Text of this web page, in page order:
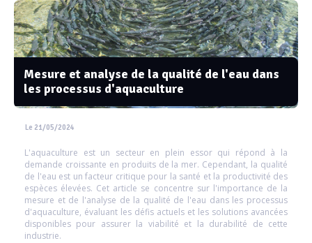
Mesure et analyse de la qualité de l'eau dans
les processus d'aquaculture
Le 21/05/2024
L'aquaculture est un secteur en plein essor qui répond à la
demande croissante en produits de la mer. Cependant, la qualité
de l'eau est un facteur critique pour la santé et la productivité des
espèces élevées. Cet article se concentre sur l'importance de la
mesure et de l'analyse de la qualité de l'eau dans les processus
d'aquaculture, évaluant les défis actuels et les solutions avancées
disponibles pour assurer la viabilité et la durabilité de cette
industrie.